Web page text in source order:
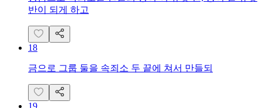
반이 되게 하고
18
금으로 그룹 둘을 속죄소 두 끝에 쳐서 만들되